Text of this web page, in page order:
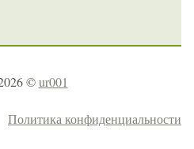
©ur001
Политика конфиденциальности